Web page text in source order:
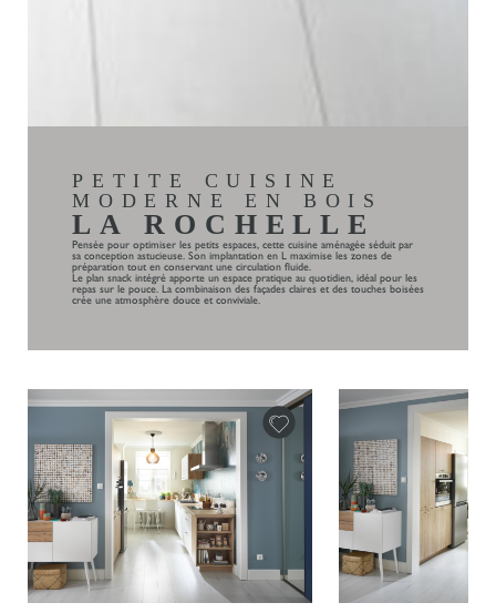
PETITE CUISINE
MODERNE EN BOIS
LA ROCHELLE
Pensée pour optimiser les petits espaces, cette cuisine aménagée séduit par
sa conception astucieuse. Son implantation en L maximise les zones de
préparation tout en conservant une circulation fluide.
Le plan snack intégré apporte un espace pratique au quotidien, idéal pour les
repas sur le pouce. La combinaison des façades claires et des touches boisées
crée une atmosphère douce et conviviale.